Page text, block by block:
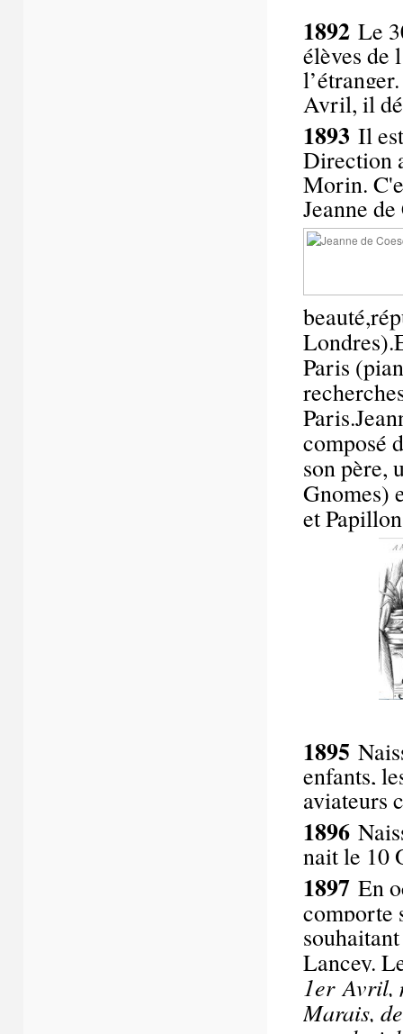
1892 Le
élèves de
Avril, il
1893 Il
Direction
Morin.
Jeanne
Paris
composé
son père,
Gnomes)
et
1895
enfants,
aviateurs
1896
nait le 10
1897 En
comporte
Lancey.
1erAvril,
Marais,